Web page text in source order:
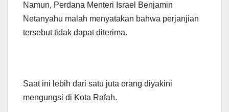
Namun, Perdana Menteri Israel Benjamin
Netanyahu malah menyatakan bahwa perjanjian
tersebut tidak dapat diterima.
Saat ini lebih dari satu juta orang diyakini
mengungsi di Kota Rafah.